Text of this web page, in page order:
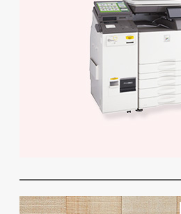
写真整理用マン
マ・ローソン・
【1枚30円〜】